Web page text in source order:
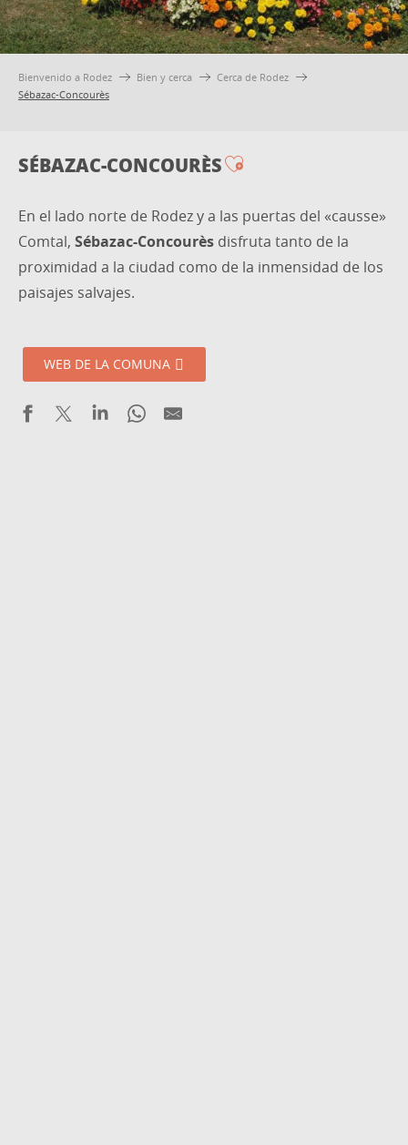
Bienvenido a Rodez Bien y cerca
Cerca de Rodez
Sébazac-Concourès
SÉBAZAC-CONCOURÈS
En el lado norte de Rodez y a las puertas del «causse»
Comtal, Sébazac-Concourès disfruta tanto de la
proximidad a la ciudad como de la inmensidad de los
paisajes salvajes.
WEB DE LA COMUNA